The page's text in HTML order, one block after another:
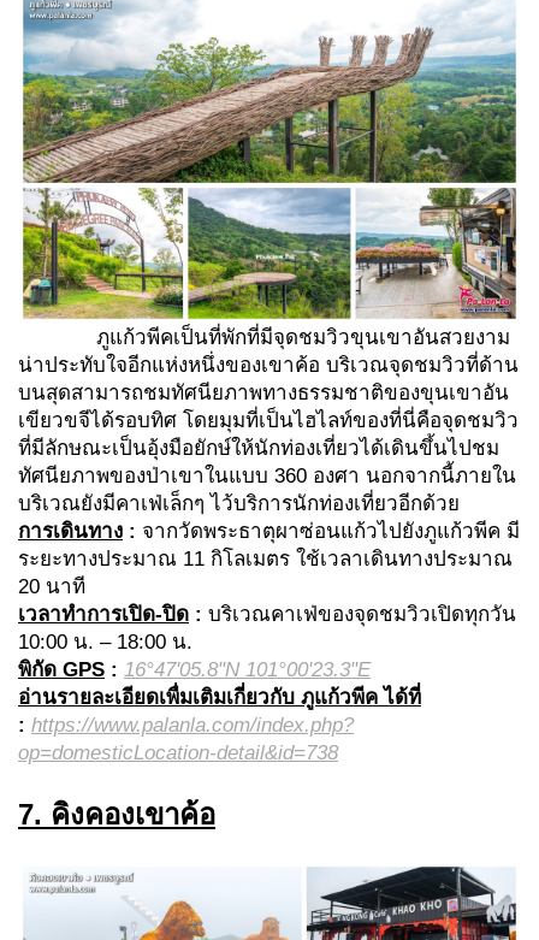
ภูแก้วพีคเป็นที่พักที่มีจุดชมวิวขุนเขาอันสวยงาม
น่าประทับใจอีกแห่งหนึ่งของเขาค้อ บริเวณจุดชมวิวที่ด้าน
บนสุดสามารถชมทัศนียภาพทางธรรมชาติของขุนเขาอัน
เขียวขจีได้รอบทิศ โดยมุมที่เป็นไฮไลท์ของที่นี่คือจุดชมวิว
ที่มีลักษณะเป็นอุ้งมือยักษ์ให้นักท่องเที่ยวได้เดินขึ้นไปชม
ทัศนียภาพของป่าเขาในแบบ 360 องศา นอกจากนี้ภายใน
บริเวณยังมีคาเฟ่เล็กๆ ไว้บริการนักท่องเที่ยวอีกด้วย
การเดินทาง : จากวัดพระธาตุผาซ่อนแก้วไปยังภูแก้วพีค มี
ระยะทางประมาณ 11 กิโลเมตร ใช้เวลาเดินทางประมาณ
20 นาที
เวลาทำการเปิด-ปิด : บริเวณคาเฟ่ของจุดชมวิวเปิดทุกวัน
10:00 น. – 18:00 น.
พิกัด GPS : 16°47'05.8"N 101°00'23.3"E
อ่านรายละเอียดเพื่มเติมเกี่ยวกับ ภูแก้วพีค ได้ที่
: https://www.palanla.com/index.php?
op=domesticLocation-detail&id=738
7. คิงคองเขาค้อ